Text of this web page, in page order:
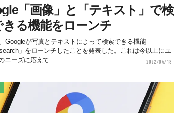
「画像」と「テキスト」で検
きる機能をローンチ
Googleが写真とテキストによって検索できる機能
」をローンチしたことを発表した。これは今以上にユ
ニーズに応えて...
2022/04/18